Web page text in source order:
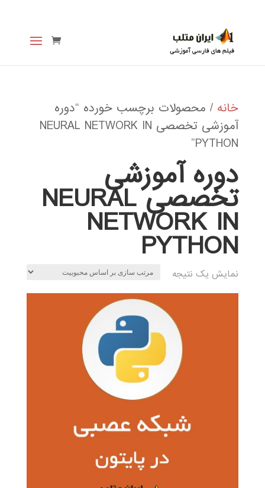
خانه / محصولات برچسب خورده “دوره
آموزشی تخصصی NEURAL NETWORK IN
PYTHON”
دوره آموزشی
تخصصی NEURAL
NETWORK IN
PYTHON
نمایش یک نتیجه